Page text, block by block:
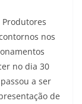
nos
no dia 30
a ser
de